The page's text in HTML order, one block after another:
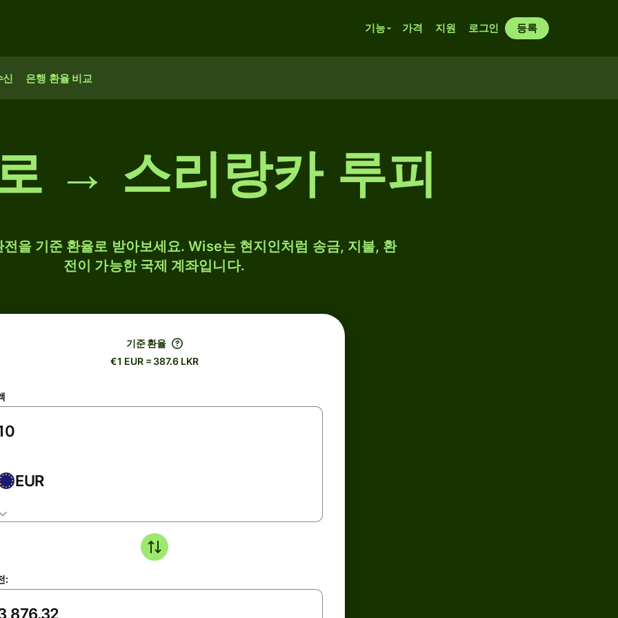
기능 가격 지원 로그인 등록
신 은행 환율 비교
→ 스리랑카 루피
을 기준 환율로 받아보세요. Wise는 현지인처럼 송금, 지불, 환
전이 가능한 국제 계좌입니다.
기준 환율
€1 EUR = 387.6 LKR
EUR
: